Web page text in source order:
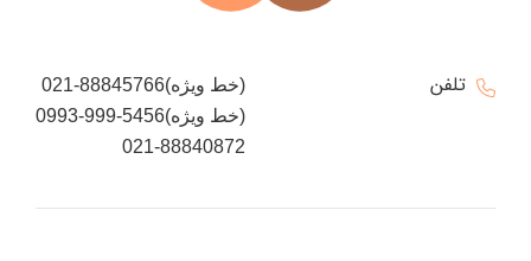
تلفن
021-88845766(خط ویژه)
0993-999-5456(خط ویژه)
021-88840872